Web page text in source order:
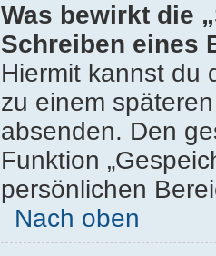
Was bewirkt die
Schreiben eines
Hiermit kannst du
zu einem
absenden. Den
Funktion
persönlichen
Nach oben